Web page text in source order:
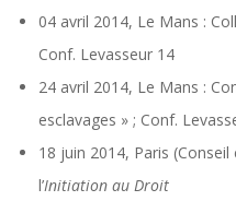
04 avril 2014, Le Mans :
Conf. Levasseur 14
24 avril 2014, Le Mans :
esclavages » ; Conf.
18 juin 2014, Paris
l’Initiation au Droit